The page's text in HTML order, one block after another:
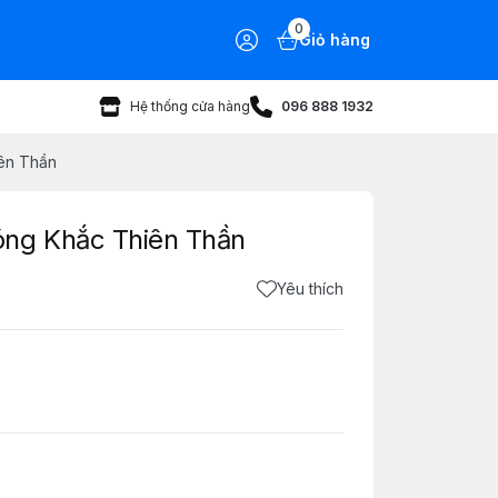
0
Giỏ hàng
Hệ thống cửa hàng 096 888 1932
Thần
Khắc Thiên Thần
Yêu thích